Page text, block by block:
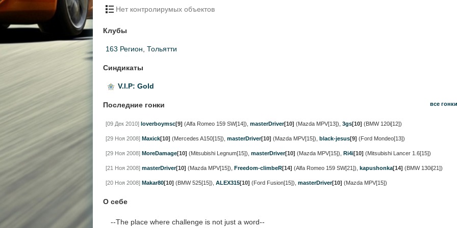
Нет контролирумых объектов
Клубы
163 Регион Тольятти
Синдикаты
V.I.P: Gold
Последние гонки все гонки
[09 Дек 2010] loverboymsc[9] (Alfa Romeo 159 SW[14]) masterDriver[10] (Mazda MPV[13]) 3gs[10] (BMW 120i[12])
[29 Ноя 2008] Maxick[10] (Mercedes A150[15]) masterDriver[10] (Mazda MPV[15]) black-jesus[9] (Ford Mondeo[13])
[29 Ноя 2008] MoreDamage[10] (Mitsubishi Legnum[15]) masterDriver[10] (Mazda MPV[15]) Ri4i[10] (Mitsubishi Lancer 1.6[15])
[21 Ноя 2008] masterDriver[10] (Mazda MPV[15]) Freedom-climbeR[14] (Alfa Romeo 159 SW[21]) kapushonka[14] (BMW 130i[21])
[20 Ноя 2008] Makar80[10] (BMW 525[15]) ALEX315[10] (Ford Fusion[15]) masterDriver[10] (Mazda MPV[15])
О себе
--The place where challenge is not just a word--